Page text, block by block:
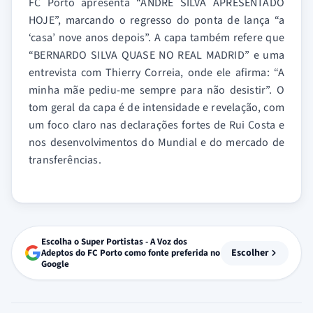
HOJE”, marcando o regresso do ponta de lança “a
‘casa’ nove anos depois”. A capa também refere que
“BERNARDO SILVA QUASE NO REAL MADRID” e uma
entrevista com Thierry Correia, onde ele afirma: “A
minha mãe pediu-me sempre para não desistir”. O
tom geral da capa é de intensidade e revelação, com
um foco claro nas declarações fortes de Rui Costa e
nos desenvolvimentos do Mundial e do mercado de
transferências.
Escolha o Super Portistas - A Voz dos
Adeptos do FC Porto como fonte preferida no
Google
Escolher